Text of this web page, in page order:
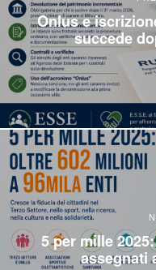
Onlus e
succede
5 per mille
assegnati